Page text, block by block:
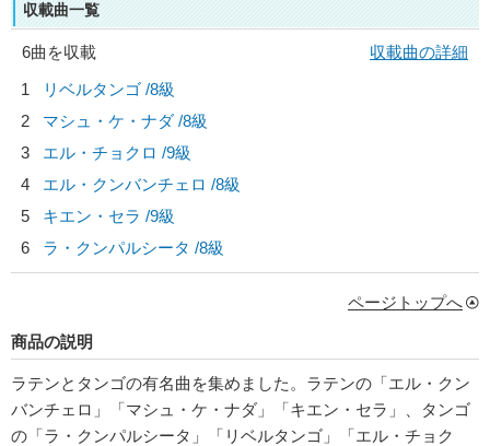
収載曲一覧
6曲を収載
収載曲の詳細
1
リベルタンゴ /8級
2
マシュ・ケ・ナダ /8級
3
エル・チョクロ /9級
4
エル・クンバンチェロ /8級
5
キエン・セラ /9級
6
ラ・クンパルシータ /8級
ページトップへ
商品の説明
ラテンとタンゴの有名曲を集めました。ラテンの「エル・クン
バンチェロ」「マシュ・ケ・ナダ」「キエン・セラ」、タンゴ
の「ラ・クンパルシータ」「リベルタンゴ」「エル・チョク